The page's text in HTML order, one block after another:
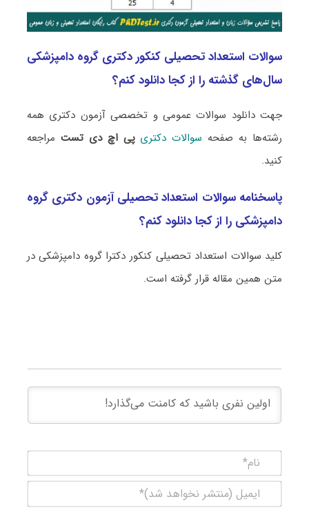
سوالات استعداد تحصیلی کنکور دکتری گروه دامپزشکی
سال‌های گذشته را از کجا دانلود کنم؟
جهت دانلود سوالات عمومی و تخصصی آزمون دکتری همه
رشته‌ها به صفحه سوالات دکتری پی اچ دی تست مراجعه
کنید.
پاسخنامه سوالات استعداد تحصیلی آزمون دکتری گروه
دامپزشکی را از کجا دانلود کنم؟
کلید سوالات استعداد تحصیلی کنکور دکترا گروه دامپزشکی در
متن همین مقاله قرار گرفته است.
(منتشر